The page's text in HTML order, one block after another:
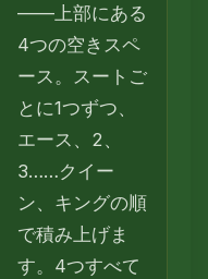
——上部にある
4つの空きスペ
ース。スートご
とに1つずつ、
エース、2、
3……クイー
ン、キングの順
で積み上げま
す。4つすべて